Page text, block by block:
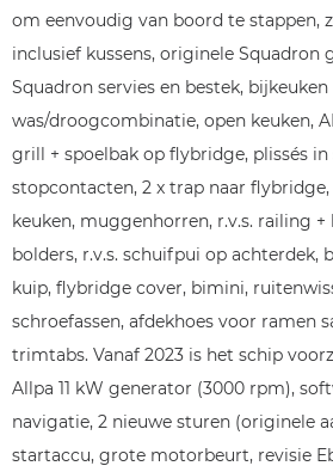
om eenvoudig van boord te stappen,
inclusief kussens, originele Squadron
Squadron servies en bestek,
was/droogcombinatie, open keuken,
grill + spoelbak op flybridge, plissés in
stopcontacten, 2 x trap naar
keuken, muggenhorren, r.v.s. railing +
bolders, r.v.s. schuifpui op
kuip, flybridge cover, bimini,
schroefassen, afdekhoes voor ramen
trimtabs. Vanaf 2023 is het schip
Allpa 11 kW generator (3000 rpm),
navigatie, 2 nieuwe sturen (originele
startaccu, grote motorbeurt, revisie